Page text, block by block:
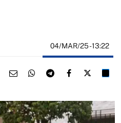
04/MAR/25- 13:22